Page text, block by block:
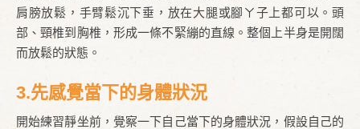
肩膀放鬆，手臂鬆沉下垂，放在大腿或腳ㄚ子上都可以。頭
部、頸椎到胸椎，形成一條不緊繃的直線。整個上半身是開闊
而放鬆的狀態。
3.先感覺當下的身體狀況
開始練習靜坐前，覺察一下自己當下的身體狀況，假設自己的